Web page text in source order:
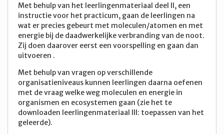
Met behulp van het leerlingenmateriaal deel II, een
instructie voor het practicum, gaan de leerlingen na
wat er precies gebeurt met moleculen/atomen en met
energie bij de daadwerkelijke verbranding van de noot.
Zij doen daarover eerst een voorspelling en gaan dan
uitvoeren .
Met behulp van vragen op verschillende
organisatieniveaus kunnen leerlingen daarna oefenen
met de vraag welke weg moleculen en energie in
organismen en ecosystemen gaan (zie het te
downloaden leerlingenmateriaal III: toepassen van het
geleerde).